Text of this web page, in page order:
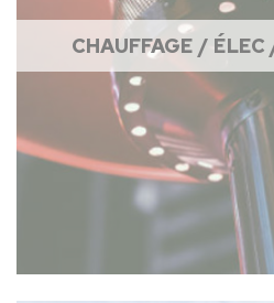
CHAUFFAGE /